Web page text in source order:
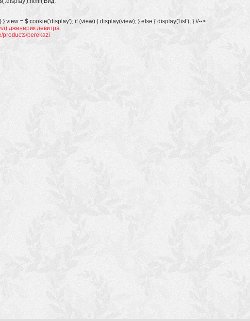
} view = $.cookie('display'); if (view) { display(view); } else { display('list'); } //-->
дженерик левитра
products/perekazi